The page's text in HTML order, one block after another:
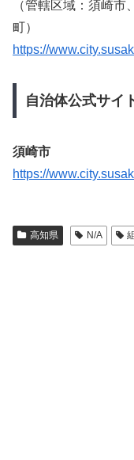
（管轄区域：須崎
町）
https://
自治体公式サイ
須崎市
https://
高知県 N/A